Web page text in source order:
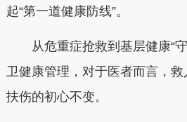
起“第一道健康防线”。
从危重症抢救到基层健康“守
卫健康管理，对于医者而言，
扶伤的初心不变。